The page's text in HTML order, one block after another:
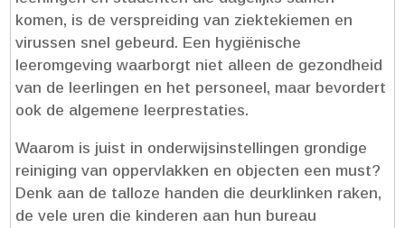
komen, is de verspreiding van ziektekiemen en
virussen snel gebeurd.​ Een hygiënische
leeromgeving waarborgt niet alleen de gezondheid
van de leerlingen en het personeel, maar bevordert
ook de algemene leerprestaties.​
Waarom is juist in onderwijsinstellingen grondige
reiniging van oppervlakken en objecten een must?
Denk aan de talloze handen die deurklinken raken,
de vele uren die kinderen aan hun bureau